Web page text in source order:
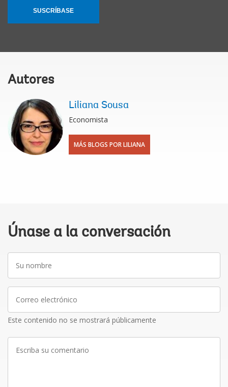
SUSCRÍBASE
Autores
Liliana Sousa
Economista
MÁS BLOGS POR LILIANA
Únase a la conversación
nombre
electrónico
Este contenido no se mostrará públicamente